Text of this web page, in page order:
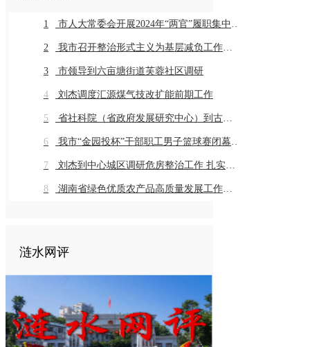
1 市人大常委会开展2024年“两官”履职集中评议
2 我市召开整治形式主义为基层减负工作推进会暨业务培训会议
3 市领导到六亩塘街道芙蓉社区调研
4 刘杰调度汇源煤气技改扩能前期工作
5 省社科院（省政府发展研究中心）到古仙界村调研乡村振兴工作
6 我市“金园投杯”干部职工男子篮球赛闭幕 市直组高新金园代表队 乡镇组桥头河镇代表队获得冠军
7 刘杰到中心城区调研危房整治工作 扎实推进危房整治工作 切实保障群众住房安全
8 湖南省绿色优质农产品高质量发展工作推进会在我市召开
涟水网评